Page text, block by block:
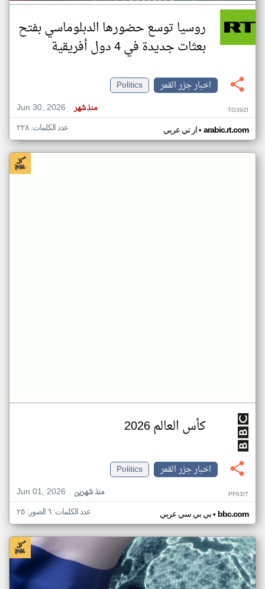
روسيا توسع حضورها الدبلوماسي بفتح
بعثات جديدة في 4 دول أفريقية
اخبار جزر القمر
Politics
Jun 30, 2026
منذ شهر TG39ZI
ار تي عربي• arabic.rt.com عدد الكلمات: ٢٢٨
كأس العالم 2026
اخبار جزر القمر
Politics
Jun 01, 2026
منذ شهرين PF63IT
بي بي سي عربي• bbc.com عدد الكلمات: ٦ الصور: ٢٥